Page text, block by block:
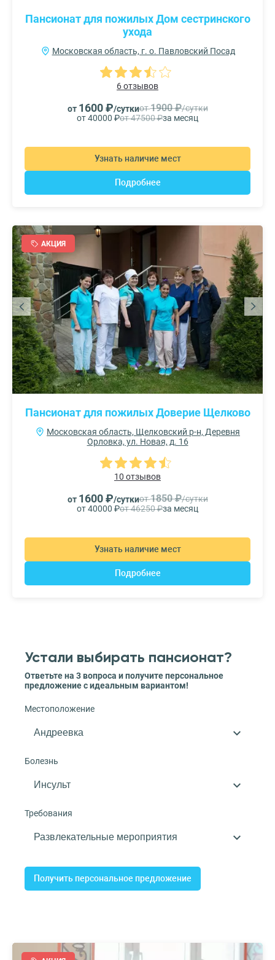
Пансионат для пожилых Дом сестринского
ухода
Московская область, г. о. Павловский Посад
6 отзывов
от 1600 ₽/суткиот1900 ₽/сутки
от 40000 ₽от 47500 ₽за месяц
Узнать наличие мест
Подробнее
АКЦИЯ
Пансионат для пожилых Доверие Щелково
Московская область, Щелковский р-н, Деревня
Орловка, ул. Новая, д. 16
10 отзывов
от 1600 ₽/суткиот1850 ₽/сутки
от 40000 ₽от 46250 ₽за месяц
Узнать наличие мест
Подробнее
Устали выбирать пансионат?
Ответьте на 3 вопроса и получите персональное
предложение с идеальным вариантом!
Местоположение
Болезнь
Требования
Получить персональное предложение